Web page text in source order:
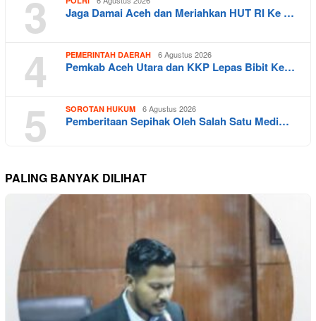
3 Jaga Damai Aceh dan Meriahkan HUT RI Ke …
4 PEMERINTAH DAERAH 6 Agustus 2026
Pemkab Aceh Utara dan KKP Lepas Bibit Ke…
5 SOROTAN HUKUM 6 Agustus 2026
Pemberitaan Sepihak Oleh Salah Satu Medi…
PALING BANYAK DILIHAT